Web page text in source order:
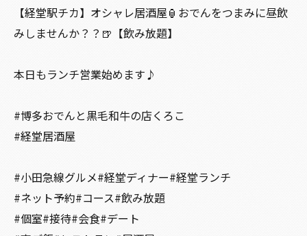
【経堂駅チカ】オシャレ居酒屋🏮おでんをつまみに昼飲
みしませんか？？🍺【飲み放題】
本日もランチ営業始めます♪
#博多おでんと黒毛和牛の店くろこ
#経堂居酒屋
#小田急線グルメ#経堂ディナー#経堂ランチ
#ネット予約#コース#飲み放題
#個室#接待#会食#デート